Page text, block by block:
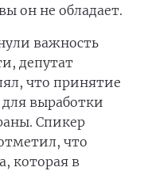
он не обладает.
важность
депутат
что принятие
выработки
Спикер
что
которая в